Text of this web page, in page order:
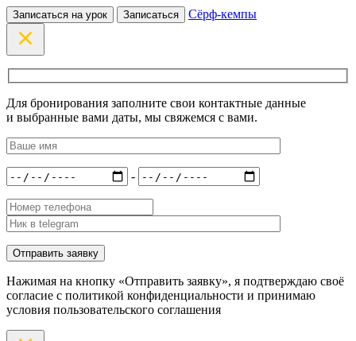
Записаться на урок Записаться Сёрф-кемпы
Для бронирования заполните свои контактные данные
и выбранные вами даты, мы свяжемся с вами.
-
Нажимая на кнопку «Отправить заявку», я подтверждаю своё
согласие с политикой конфиденциальности и принимаю
условия пользовательского соглашения